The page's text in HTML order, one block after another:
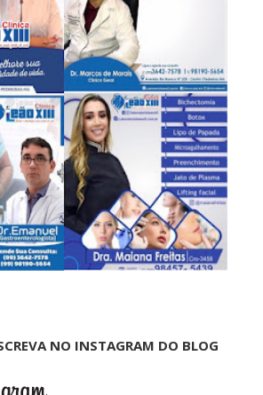
NO INSTAGRAM DO BLOG